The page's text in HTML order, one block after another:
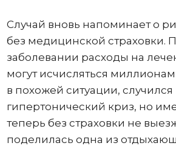
Случай вновь напоминает о
без медицинской страховки.
заболевании расходы на
могут исчисляться
в похожей ситуации, случился
гипертонический криз, но
теперь без страховки не
поделилась одна из